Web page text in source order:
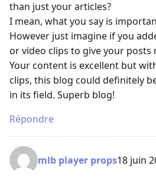
than just your articles?
I mean, what you say is
However just imagine if you
or video clips to give your posts
Your content is excellent but
clips, this blog could definitely
in its field. Superb blog!
Répondre
mlb player props18 juin